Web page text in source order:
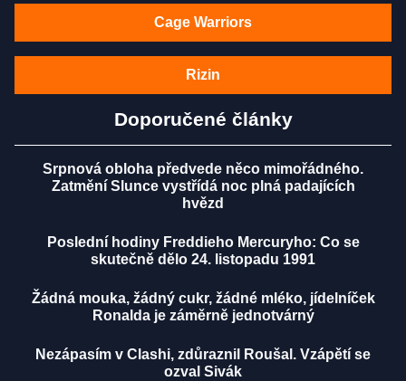
Cage Warriors
Rizin
Doporučené články
Srpnová obloha předvede něco mimořádného.
Zatmění Slunce vystřídá noc plná padajících
hvězd
Poslední hodiny Freddieho Mercuryho: Co se
skutečně dělo 24. listopadu 1991
Žádná mouka, žádný cukr, žádné mléko, jídelníček
Ronalda je záměrně jednotvárný
Nezápasím v Clashi, zdůraznil Roušal. Vzápětí se
ozval Sivák